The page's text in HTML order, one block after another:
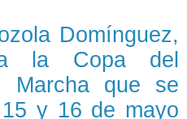
Domínguez,
la Copa del
Marcha que se
y 16 de mayo